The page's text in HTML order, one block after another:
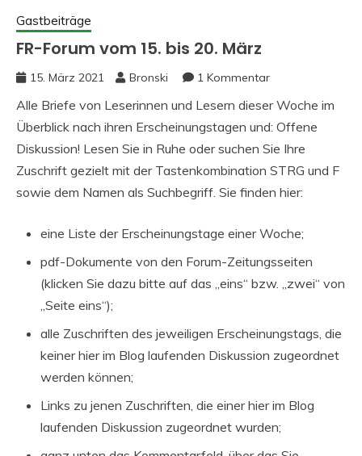
Gastbeiträge
FR-Forum vom 15. bis 20. März
15. März 2021 Bronski 1 Kommentar
Alle Briefe von Leserinnen und Lesern dieser Woche im
Überblick nach ihren Erscheinungstagen und: Offene
Diskussion! Lesen Sie in Ruhe oder suchen Sie Ihre
Zuschrift gezielt mit der Tastenkombination STRG und F
sowie dem Namen als Suchbegriff. Sie finden hier:
eine Liste der Erscheinungstage einer Woche;
pdf-Dokumente von den Forum-Zeitungsseiten
(klicken Sie dazu bitte auf das „eins“ bzw. „zwei“ von
„Seite eins“);
alle Zuschriften des jeweiligen Erscheinungstags, die
keiner hier im Blog laufenden Diskussion zugeordnet
werden können;
Links zu jenen Zuschriften, die einer hier im Blog
laufenden Diskussion zugeordnet wurden;